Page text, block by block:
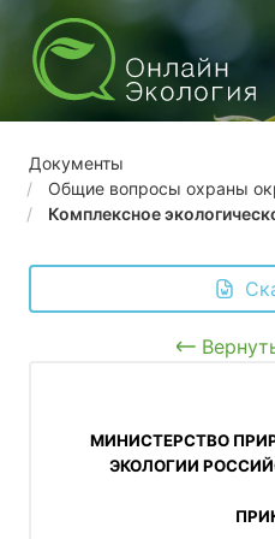
Документы
Общие вопросы охраны
Комплексное
ЭКОЛОГИИ